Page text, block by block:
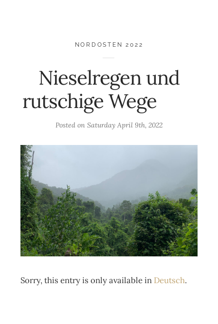
NORDOSTEN 2022
Nieselregen und
rutschige Wege
Posted on Saturday April 9th, 2022
Sorry, this entry is only available in Deutsch.